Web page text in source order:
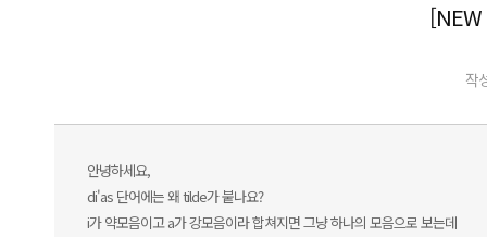
작
안녕하세요,
di'as 단어에는 왜 tilde가 붙나요?
i가 약모음이고 a가 강모음이라 합쳐지면 그냥 하나의 모음으로 보는데